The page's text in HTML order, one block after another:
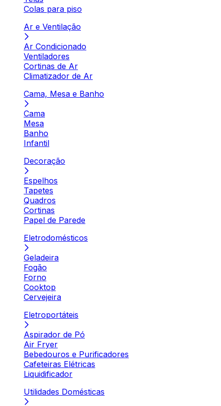
Colas para piso
Ar e Ventilação
Ar Condicionado
Ventiladores
Cortinas de Ar
Climatizador de Ar
Cama, Mesa e Banho
Cama
Mesa
Banho
Infantil
Decoração
Espelhos
Tapetes
Quadros
Cortinas
Papel de Parede
Eletrodomésticos
Geladeira
Fogão
Forno
Cooktop
Cervejeira
Eletroportáteis
Aspirador de Pó
Air Fryer
Bebedouros e Purificadores
Cafeteiras Elétricas
Liquidificador
Utilidades Domésticas